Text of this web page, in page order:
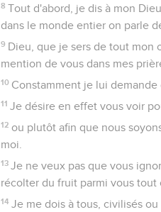
8 Tout d'abord, je dis à mon
dans le monde entier on parle
9 Dieu, que je sers de tout mon
mention de vous dans mes
10 Constamment je lui
11 Je désire en effet vous voir
12 ou plutôt afin que nous
moi.
13 Je ne veux pas que vous
récolter du fruit parmi vous tout
14 Je me dois à tous, civilisés ou